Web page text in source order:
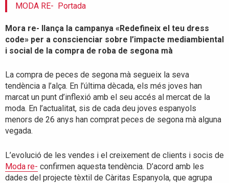
MODA RE- Portada
Mora re- llança la campanya «Redefineix el teu dress
code» per a conscienciar sobre l’impacte mediambiental
i social de la compra de roba de segona mà
La compra de peces de segona mà segueix la seva
tendència a l’alça. En l’última dècada, els més joves han
marcat un punt d’inflexió amb el seu accés al mercat de la
moda. En l’actualitat, sis de cada deu joves espanyols
menors de 26 anys han comprat peces de segona mà alguna
vegada.
L’evolució de les vendes i el creixement de clients i socis de
Moda re- confirmen aquesta tendència. D’acord amb les
dades del projecte tèxtil de Càritas Espanyola, que agrupa